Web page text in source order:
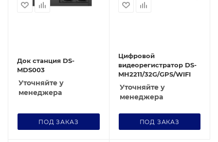
Док станция DS-
MDS003
Уточняйте у
менеджера
ПОД ЗАКАЗ
Цифровой
видеорегистратор DS-
MH2211/32G/GPS/WIFI
Уточняйте у
менеджера
ПОД ЗАКАЗ